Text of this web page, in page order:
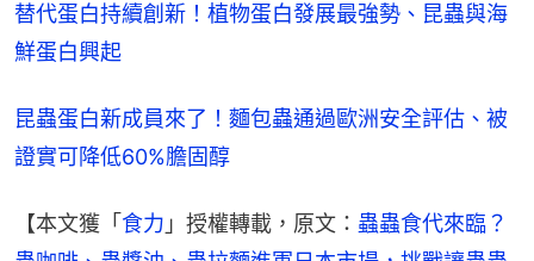
替代蛋白持續創新！植物蛋白發展最強勢、昆蟲與海
鮮蛋白興起
昆蟲蛋白新成員來了！麵包蟲通過歐洲安全評估、被
證實可降低60%膽固醇
【本文獲「 食力 」授權轉載，原文： 蟲蟲食代來臨？